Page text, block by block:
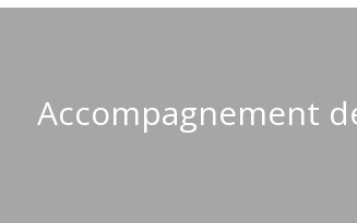
Accompagnement